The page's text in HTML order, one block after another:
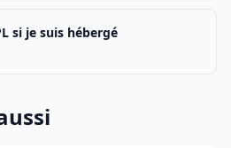
si je suis hébergé